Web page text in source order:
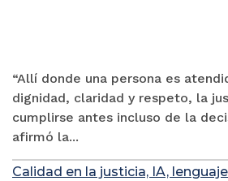
“Allí donde una persona es
dignidad, claridad y respeto, la
cumplirse antes incluso de la
afirmó la...
Calidad en la justicia, IA,